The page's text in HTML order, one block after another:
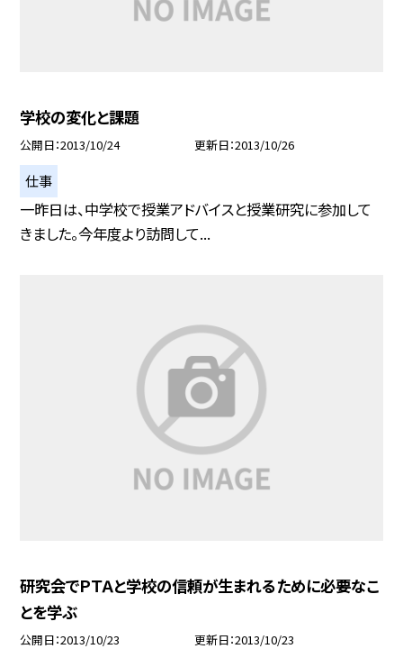
学校の変化と課題
公開日 2013/10/24 更新日 2013/10/26
仕事
一昨日は、中学校で授業アドバイスと授業研究に参加して
きました。今年度より訪問して...
研究会でＰＴＡと学校の信頼が生まれるために必要なこ
とを学ぶ
公開日 2013/10/23 更新日 2013/10/23